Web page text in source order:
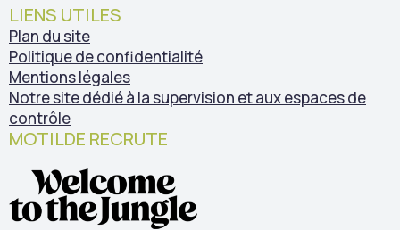
LIENS UTILES
Plan du site
Politique de confidentialité
Mentions légales
Notre site dédié à la supervision et aux espaces de
contrôle
MOTILDE RECRUTE